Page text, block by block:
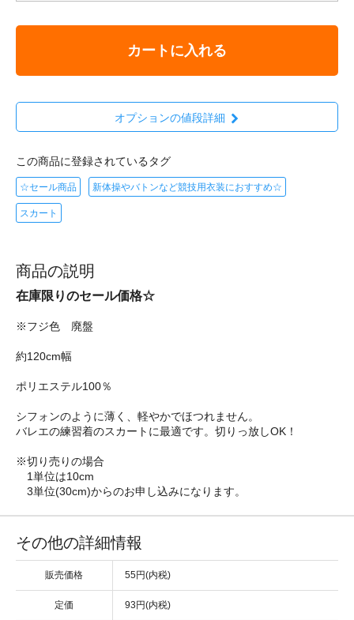
カートに入れる
オプションの値段詳細
この商品に登録されているタグ
☆セール商品 新体操やバトンなど競技用衣装におすすめ☆
スカート
商品の説明
在庫限りのセール価格☆
※フジ色 廃盤
約120cm幅
ポリエステル100％
シフォンのように薄く、軽やかでほつれません。
バレエの練習着のスカートに最適です。切りっ放しOK！
※切り売りの場合
1単位は10cm
3単位(30cm)からのお申し込みになります。
その他の詳細情報
販売価格 55円(内税)
定価 93円(内税)